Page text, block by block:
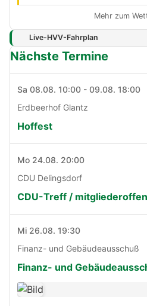
Mehr zum
Live-HVV-Fahrplan
Nächste Termine
Sa 08.08. 10:00 - 09.08. 18:00
Erdbeerhof Glantz
Hoffest
Mo 24.08. 20:00
CDU Delingsdorf
CDU-Treff /
Mi 26.08. 19:30
Finanz- und Gebäudeausschuß
Finanz- und